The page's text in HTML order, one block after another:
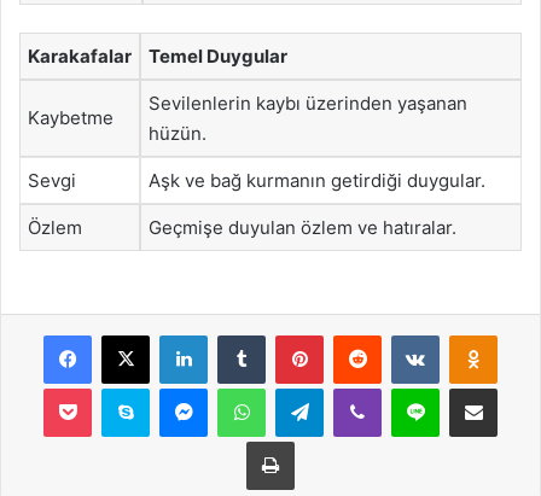
Karakafalar Temel Duygular
Kaybetme
Sevilenlerin kaybı üzerinden yaşanan
hüzün.
Sevgi Aşk ve bağ kurmanın getirdiği duygular.
Özlem Geçmişe duyulan özlem ve hatıralar.
Facebook
X LinkedInTumblr PinterestReddit VKontakte
Pocket Skype MessengerWhatsAppTelegramViber Line E-Posta ile
Yazdır